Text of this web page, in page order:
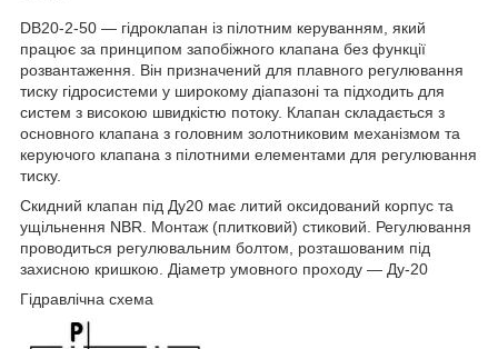
DB20-2-50 — гідроклапан із пілотним керуванням, який
працює за принципом запобіжного клапана без функції
розвантаження. Він призначений для плавного регулювання
тиску гідросистеми у широкому діапазоні та підходить для
систем з високою швидкістю потоку. Клапан складається з
основного клапана з головним золотниковим механізмом та
керуючого клапана з пілотними елементами для регулювання
тиску.
Скидний клапан під Ду20 має литий оксидований корпус та
ущільнення NBR. Монтаж (плитковий) стиковий. Регулювання
проводиться регулювальним болтом, розташованим під
захисною кришкою. Діаметр умовного проходу — Ду-20
Гідравлічна схема